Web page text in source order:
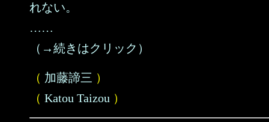
れない。
……
（→続きはクリック）
（ 加藤諦三 ）
（ Katou Taizou ）